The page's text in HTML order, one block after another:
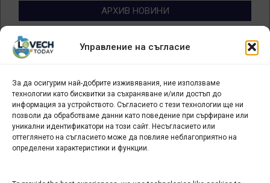
Управление на съгласие
За да осигурим най-добрите изживявания, ние използваме
технологии като бисквитки за съхраняване и/или достъп до
информация за устройството. Съгласието с тези технологии ще ни
позволи да обработваме данни като поведение при сърфиране или
уникални идентификатори на този сайт. Несъгласието или
оттеглянето на съгласието може да повлияе неблагоприятно на
определени характеристики и функции.
АРХИВ НОВИНИ
Архив
новини
БИЗНЕС
Арт галерия "Мостове" – магазин за изкуство
СЕВЕРОЗАПАДА ИНФОРМАЦИОНЕН БИЗНЕС
ТУРИСТИЧЕСКИ КЛЪСТЕР